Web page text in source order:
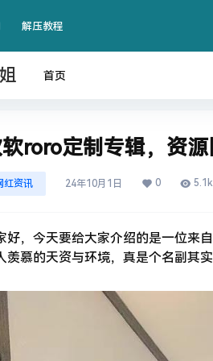
解压教程
首页
roro定制专辑，资
红资讯 24年10月1日 0 5.1k
好，今天要给大家介绍的是一位
羡慕的天资与环境，真是个名副其